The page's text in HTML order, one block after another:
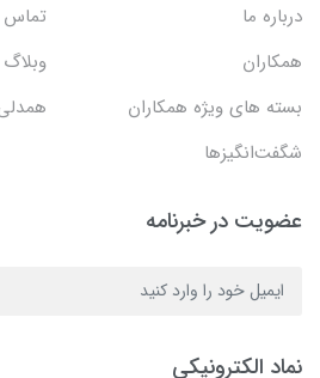
درباره ما
تماس
همکاران
وبلاگ
بسته های ویژه همکاران
شگفت‌انگیزها
عضویت در خبرنامه
نماد الکترونیکی